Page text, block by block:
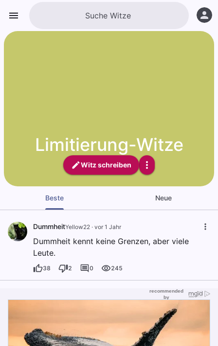
Limitierung-Witze
Witz schreiben
Beste Neue
DummheitYellow22 · vor 1 Jahr
Dummheit kennt keine Grenzen, aber viele
Leute.
38 2 0 245